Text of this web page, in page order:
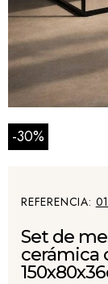
-30%
REFERENCIA
Set de
cerámica